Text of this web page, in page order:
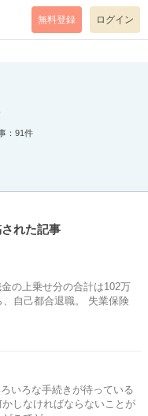
mode=return level=notice
無料登録 ログイン
：91件
れた記事
の上乗せ分の合計は102万
自己都合退職。 失業保険
いろな手続きが待っている
しなければならないことが